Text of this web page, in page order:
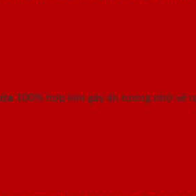
100% hợp kim gây ấn tượng nhờ vẻ